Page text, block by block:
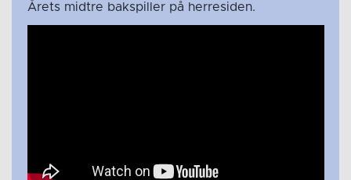
Årets midtre bakspiller på herresiden.